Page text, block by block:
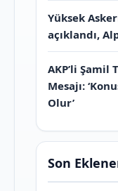
Yüksek
açıklandı,
AKP’li Şamil
Mesajı:
Olur’
Son